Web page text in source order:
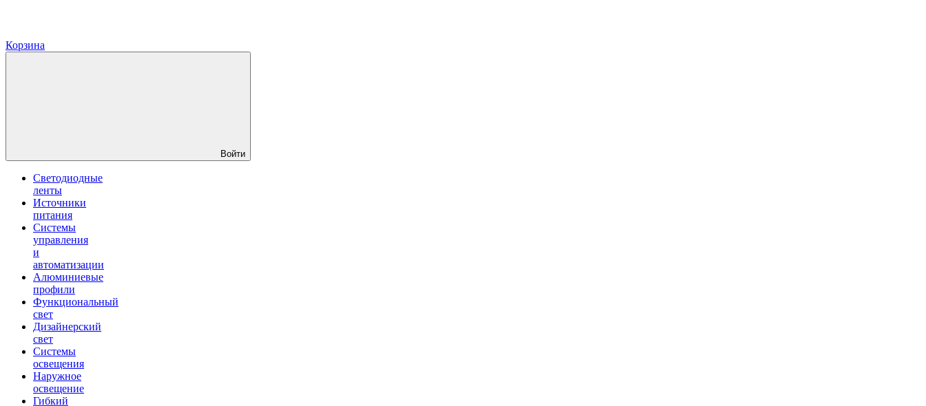
Корзина
Войти
Светодиодные
ленты
Источники
питания
Системы
управления
и
автоматизации
Алюминиевые
профили
Функциональный
свет
Дизайнерский
свет
Системы
освещения
Наружное
освещение
Гибкий